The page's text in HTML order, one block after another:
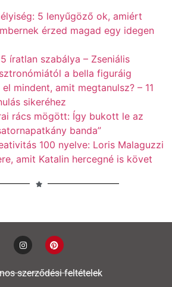
5 lenyűgöző ok, amiért
érzed magad egy idegen
íratlan szabálya – Zseniális
a bella figuráig
mindent, amit megtanulsz? – 11
sikeréhez
rács mögött: Így bukott le az
banda”
100 nyelve: Loris Malaguzzi
amit Katalin hercegné is követ
szerződési feltételek